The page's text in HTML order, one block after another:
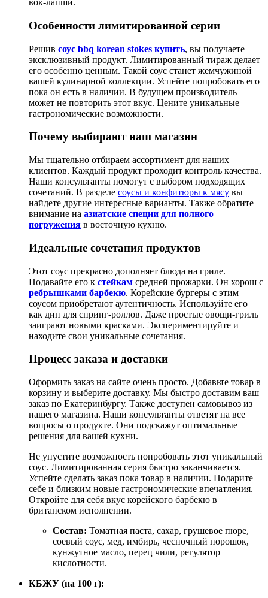
вок-лапши.
Особенности лимитированной серии
Решив соус bbq korean stokes купить, вы получаете
эксклюзивный продукт. Лимитированный тираж делает
его особенно ценным. Такой соус станет жемчужиной
вашей кулинарной коллекции. Успейте попробовать его
пока он есть в наличии. В будущем производитель
может не повторить этот вкус. Цените уникальные
гастрономические возможности.
Почему выбирают наш магазин
Мы тщательно отбираем ассортимент для наших
клиентов. Каждый продукт проходит контроль качества.
Наши консультанты помогут с выбором подходящих
сочетаний. В разделе соусы и конфитюры к мясу вы
найдете другие интересные варианты. Также обратите
внимание на азиатские специи для полного
погружения в восточную кухню.
Идеальные сочетания продуктов
Этот соус прекрасно дополняет блюда на гриле.
Подавайте его к стейкам средней прожарки. Он хорош с
ребрышками барбекю. Корейские бургеры с этим
соусом приобретают аутентичность. Используйте его
как дип для спринг-роллов. Даже простые овощи-гриль
заиграют новыми красками. Экспериментируйте и
находите свои уникальные сочетания.
Процесс заказа и доставки
Оформить заказ на сайте очень просто. Добавьте товар в
корзину и выберите доставку. Мы быстро доставим ваш
заказ по Екатеринбургу. Также доступен самовывоз из
нашего магазина. Наши консультанты ответят на все
вопросы о продукте. Они подскажут оптимальные
решения для вашей кухни.
Не упустите возможность попробовать этот уникальный
соус. Лимитированная серия быстро заканчивается.
Успейте сделать заказ пока товар в наличии. Подарите
себе и близким новые гастрономические впечатления.
Откройте для себя вкус корейского барбекю в
британском исполнении.
Состав: Томатная паста, сахар, грушевое пюре,
соевый соус, мед, имбирь, чесночный порошок,
кунжутное масло, перец чили, регулятор
кислотности.
КБЖУ (на 100 г):